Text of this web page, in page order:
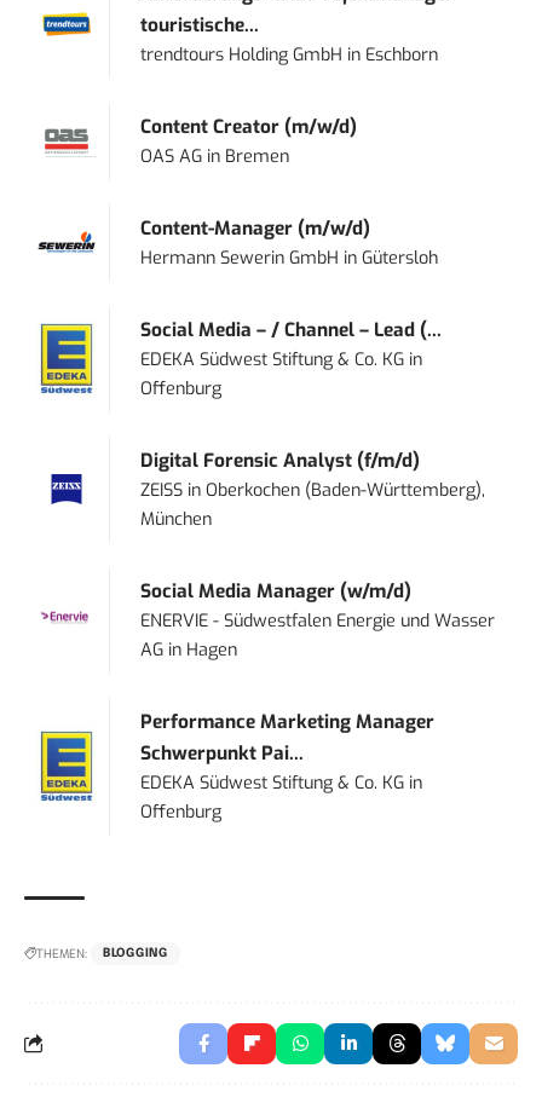
touristische...
trendtours Holding GmbH in Eschborn
Content Creator (m/w/d)
OAS AG in Bremen
Content-Manager (m/w/d)
Hermann Sewerin GmbH inGütersloh
Social Media – / Channel – Lead (...
EDEKA Südwest Stiftung & Co. KG in
Offenburg
Digital Forensic Analyst (f/m/d)
ZEISS inOberkochen (Baden-Württemberg),
München
Social Media Manager (w/m/d)
ENERVIE - Südwestfalen Energie und Wasser
AG in Hagen
Performance Marketing Manager
Schwerpunkt Pai...
EDEKA Südwest Stiftung & Co. KG in
Offenburg
THEMEN: BLOGGING